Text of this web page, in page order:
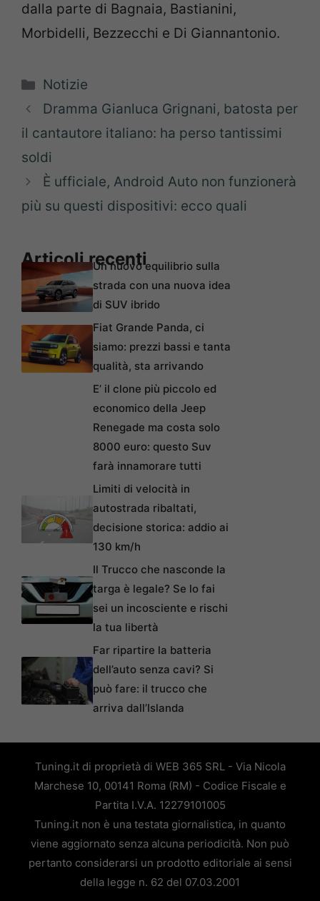
dalla parte di Bagnaia, Bastianini,
Morbidelli, Bezzecchi e Di Giannantonio.
Categorie
Notizie
Dramma Gianluca Grignani, batosta per
il cantautore italiano: ha perso tantissimi
soldi
È ufficiale, Android Auto non funzionerà
più su questi dispositivi: ecco quali
Articoli recentiUn nuovo equilibrio sulla
strada con una nuova idea
di SUV ibrido
Fiat Grande Panda, ci
siamo: prezzi bassi e tanta
qualità, sta arrivando
E’ il clone più piccolo ed
economico della Jeep
Renegade ma costa solo
8000 euro: questo Suv
farà innamorare tutti
Limiti di velocità in
autostrada ribaltati,
decisione storica: addio ai
130 km/h
Il Trucco che nasconde la
targa è legale? Se lo fai
sei un incosciente e rischi
la tua libertà
Far ripartire la batteria
dell’auto senza cavi? Si
può fare: il trucco che
arriva dall’Islanda
Tuning.it di proprietà di WEB 365 SRL - Via Nicola
Marchese 10, 00141 Roma (RM) - Codice Fiscale e
Partita I.V.A. 12279101005
Tuning.it non è una testata giornalistica, in quanto
viene aggiornato senza alcuna periodicità. Non può
pertanto considerarsi un prodotto editoriale ai sensi
della legge n. 62 del 07.03.2001